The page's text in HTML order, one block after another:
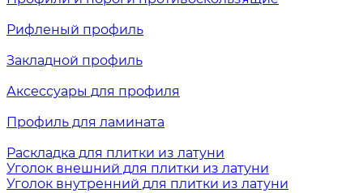
Рифленый профиль
Закладной профиль
Аксессуары для профиля
Профиль для ламината
Раскладка для плитки из латуни
Уголок внешний для плитки из латуни
Уголок внутренний для плитки из латуни